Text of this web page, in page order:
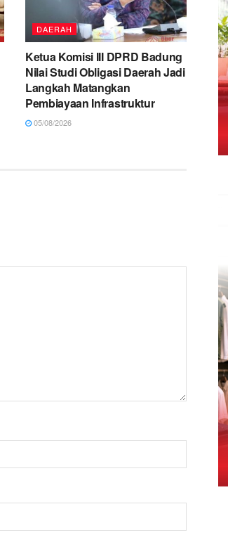
DAERAH
Ketua Komisi III DPRD Badung
Nilai Studi Obligasi Daerah Jadi
Langkah Matangkan
Pembiayaan Infrastruktur
05/08/2026